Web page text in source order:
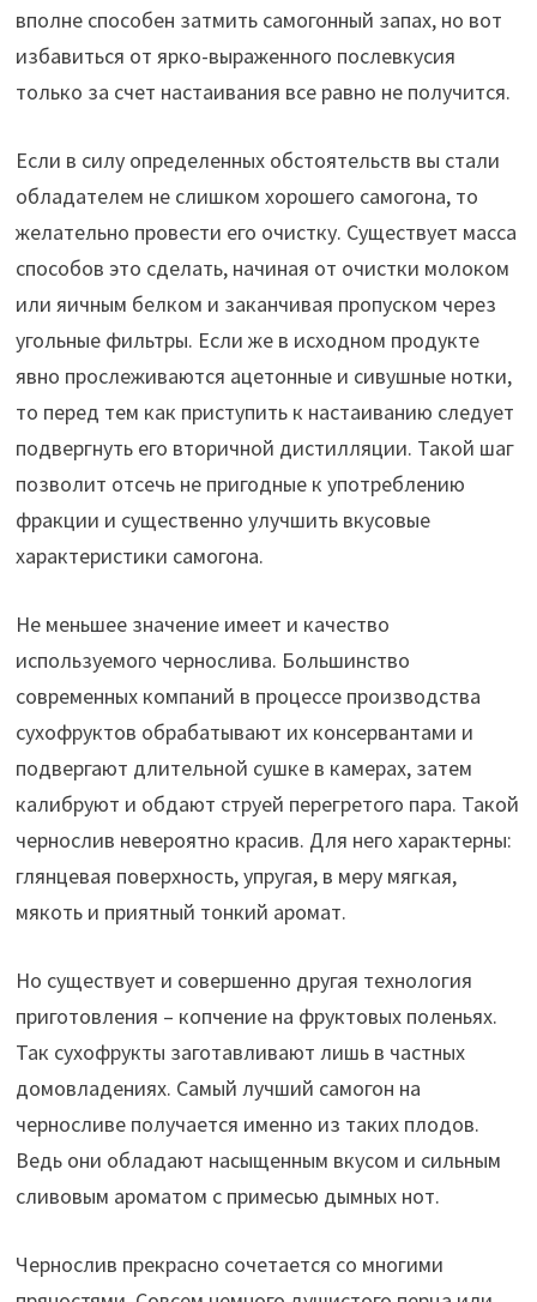
вполне способен затмить самогонный запах, но вот
избавиться от ярко-выраженного послевкусия
только за счет настаивания все равно не получится.
Если в силу определенных обстоятельств вы стали
обладателем не слишком хорошего самогона, то
желательно провести его очистку. Существует масса
способов это сделать, начиная от очистки молоком
или яичным белком и заканчивая пропуском через
угольные фильтры. Если же в исходном продукте
явно прослеживаются ацетонные и сивушные нотки,
то перед тем как приступить к настаиванию следует
подвергнуть его вторичной дистилляции. Такой шаг
позволит отсечь не пригодные к употреблению
фракции и существенно улучшить вкусовые
характеристики самогона.
Не меньшее значение имеет и качество
используемого чернослива. Большинство
современных компаний в процессе производства
сухофруктов обрабатывают их консервантами и
подвергают длительной сушке в камерах, затем
калибруют и обдают струей перегретого пара. Такой
чернослив невероятно красив. Для него характерны:
глянцевая поверхность, упругая, в меру мягкая,
мякоть и приятный тонкий аромат.
Но существует и совершенно другая технология
приготовления – копчение на фруктовых поленьях.
Так сухофрукты заготавливают лишь в частных
домовладениях. Самый лучший самогон на
черносливе получается именно из таких плодов.
Ведь они обладают насыщенным вкусом и сильным
сливовым ароматом с примесью дымных нот.
Чернослив прекрасно сочетается со многими